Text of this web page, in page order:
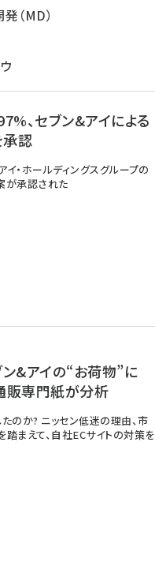
（MD）
、セブン&アイによる
認
・ホールディングスグループの
が承認された
ン&アイの“お荷物”に
販専門紙が分析
のか? ニッセン低迷の理由、市
まえて、自社ECサイトの対策を